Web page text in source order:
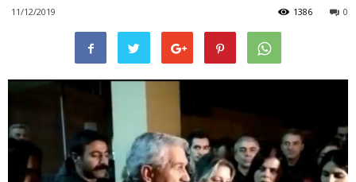
11/12/2019 0
1386